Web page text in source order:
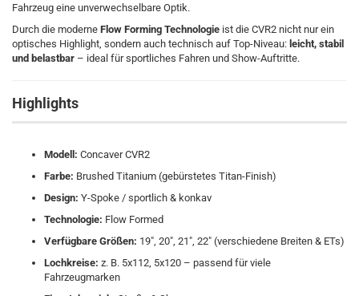
Fahrzeug eine unverwechselbare Optik.
Durch die moderne Flow Forming Technologie ist die CVR2 nicht nur ein
optisches Highlight, sondern auch technisch auf Top-Niveau: leicht, stabil
und belastbar – ideal für sportliches Fahren und Show-Auftritte.
Highlights
Modell: Concaver CVR2
Farbe: Brushed Titanium (gebürstetes Titan-Finish)
Design: Y-Spoke / sportlich & konkav
Technologie: Flow Formed
Verfügbare Größen: 19", 20", 21", 22" (verschiedene Breiten & ETs)
Lochkreise: z. B. 5x112, 5x120 – passend für viele
Fahrzeugmarken